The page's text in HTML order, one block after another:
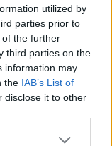
utilized by
parties prior to
the further
third parties on the
information may
the IAB’s List of
disclose it to other
or more Google
Google News